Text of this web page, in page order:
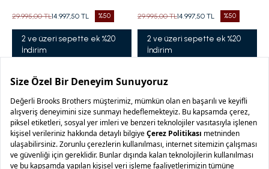
29.995,00 TL14.997,50 TL %50
2 ve üzeri sepette ek %20
İndirim
29.995,00 TL14.997,50 TL %50
2 ve üzeri sepette ek %20
İndirim